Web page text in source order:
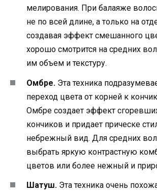
мелирования. При балаяже
не по всей длине, а только на
создавая эффект смешанного
хорошо смотрится на средних
им объем и текстуру.
Омбре. Эта техника
переход цвета от корней к
Омбре создает эффект
кончиков и придает прическе
небрежный вид. Для средних
выбрать яркую контрастную
цветов или более нежный и
Шатуш. Эта техника очень